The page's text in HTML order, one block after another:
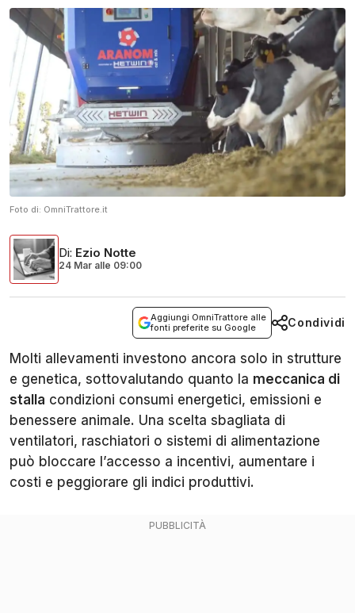
Foto di: OmniTrattore.it
Di: Ezio Notte
24 Mar alle 09:00
Aggiungi OmniTrattore alle
fonti preferite su Google
Condividi
Molti allevamenti investono ancora solo in strutture
e genetica, sottovalutando quanto la meccanica di
stalla condizioni consumi energetici, emissioni e
benessere animale. Una scelta sbagliata di
ventilatori, raschiatori o sistemi di alimentazione
può bloccare l’accesso a incentivi, aumentare i
costi e peggiorare gli indici produttivi.